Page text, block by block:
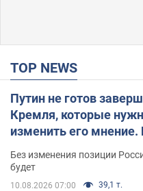
TOP NEWS
Путин не готов
Кремля, которые
изменить его
Без изменения позиции
будет
10.08.2026 07:00 39,1 т.